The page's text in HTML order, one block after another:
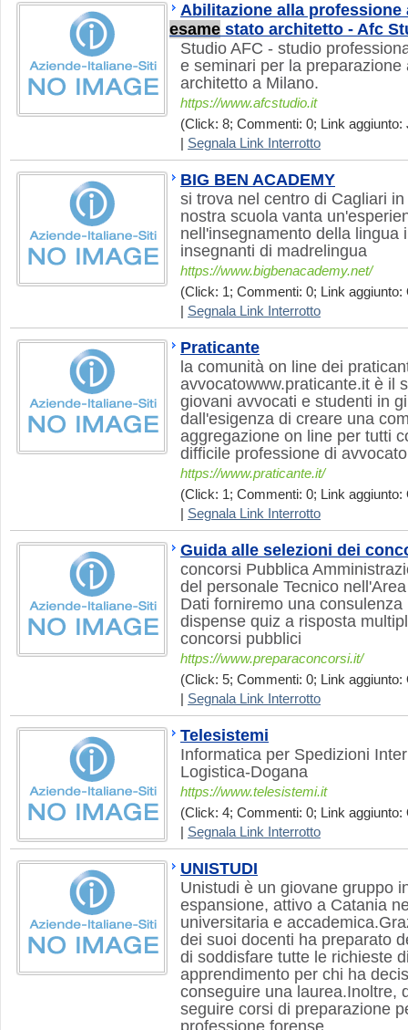
Abilitazione alla professione
esame stato architetto - Afc
Studio AFC - studio
e seminari per la preparazione
architetto a Milano.
https://www.afcstudio.it
(Click: 8; Commenti: 0; Link aggiunto:
Segnala Link Interrotto
BIG BEN ACADEMY
si trova nel centro di Cagliari
nostra scuola vanta
nell'insegnamento della lingua
insegnanti di madrelingua
https://www.bigbenacademy.net/
(Click: 1; Commenti: 0; Link aggiunto:
Segnala Link Interrotto
Praticante
la comunità on line dei
avvocatowww.praticante.it è il
giovani avvocati e studenti in
dall'esigenza di creare una
aggregazione on line per tutti
difficile professione di
https://www.praticante.it/
(Click: 1; Commenti: 0; Link aggiunto:
Segnala Link Interrotto
Guida alle selezioni dei
concorsi Pubblica
del personale Tecnico
Dati forniremo una
dispense quiz a risposta
concorsi pubblici
https://www.preparaconcorsi.it/
(Click: 5; Commenti: 0; Link aggiunto:
Segnala Link Interrotto
Telesistemi
Informatica per Spedizioni
Logistica-Dogana
https://www.telesistemi.it
(Click: 4; Commenti: 0; Link aggiunto:
Segnala Link Interrotto
UNISTUDI
Unistudi è un giovane gruppo
espansione, attivo a Catania
universitaria e
dei suoi docenti ha preparato
di soddisfare tutte le richieste
apprendimento per chi ha
conseguire una laurea.Inoltre,
seguire corsi di preparazione
professione forense.